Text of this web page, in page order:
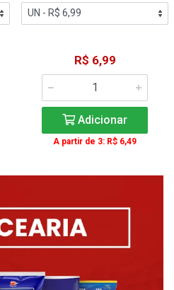
R$ 6,99
Adicionar
A partir de 3: R$ 6,49